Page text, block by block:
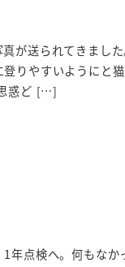
が送られてきまし
りやすいようにと
惑ど […]
年点検へ。何もな